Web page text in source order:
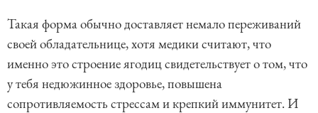
Такая форма обычно доставляет немало переживаний
своей обладательнице, хотя медики считают, что
именно это строение ягодиц свидетельствует о том, что
у тебя недюжинное здоровье, повышена
сопротивляемость стрессам и крепкий иммунитет. И